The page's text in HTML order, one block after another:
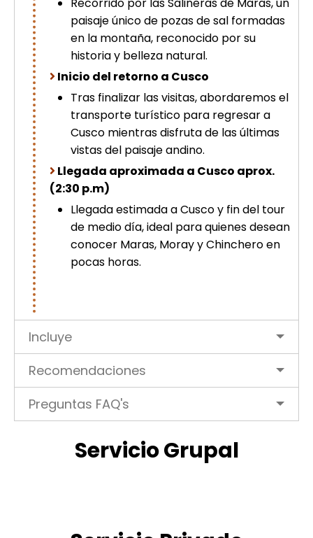
Recorrido por las Salineras de Maras, un
paisaje único de pozas de sal formadas
en la montaña, reconocido por su
historia y belleza natural.
Inicio del retorno a Cusco
Tras finalizar las visitas, abordaremos el
transporte turístico para regresar a
Cusco mientras disfruta de las últimas
vistas del paisaje andino.
Llegada aproximada a Cusco aprox.
(2:30 p.m)
Llegada estimada a Cusco y fin del tour
de medio día, ideal para quienes desean
conocer Maras, Moray y Chinchero en
pocas horas.
Incluye
Recomendaciones
Preguntas FAQ's
Servicio Grupal